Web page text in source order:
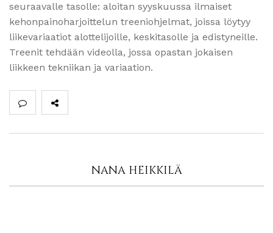
seuraavalle tasolle: aloitan syyskuussa ilmaiset
kehonpainoharjoittelun treeniohjelmat, joissa löytyy
liikevariaatiot alottelijoille, keskitasolle ja edistyneille.
Treenit tehdään videolla, jossa opastan jokaisen
liikkeen tekniikan ja variaation.
NANA HEIKKILÄ